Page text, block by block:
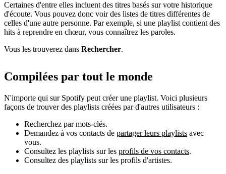
Certaines d'entre elles incluent des titres basés sur votre historique
d'écoute. Vous pouvez donc voir des listes de titres différentes de
celles d'une autre personne. Par exemple, si une playlist contient des
hits à reprendre en chœur, vous connaîtrez les paroles.
Vous les trouverez dans Rechercher.
Compilées par tout le monde
N'importe qui sur Spotify peut créer une playlist. Voici plusieurs
façons de trouver des playlists créées par d'autres utilisateurs :
Recherchez par mots-clés.
Demandez à vos contacts de partager leurs playlists avec
vous.
Consultez les playlists sur les profils de vos contacts.
Consultez des playlists sur les profils d'artistes.